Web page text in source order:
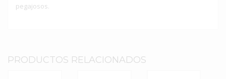
pegajosos.
PRODUCTOS RELACIONADOS